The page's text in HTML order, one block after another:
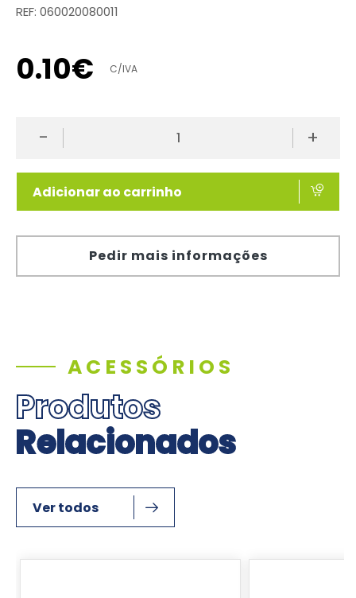
REF: 060020080011
0.10€ C/IVA
- +
Adicionar ao carrinho
Pedir mais informações
ACESSÓRIOS
Produtos
Relacionados
Ver todos